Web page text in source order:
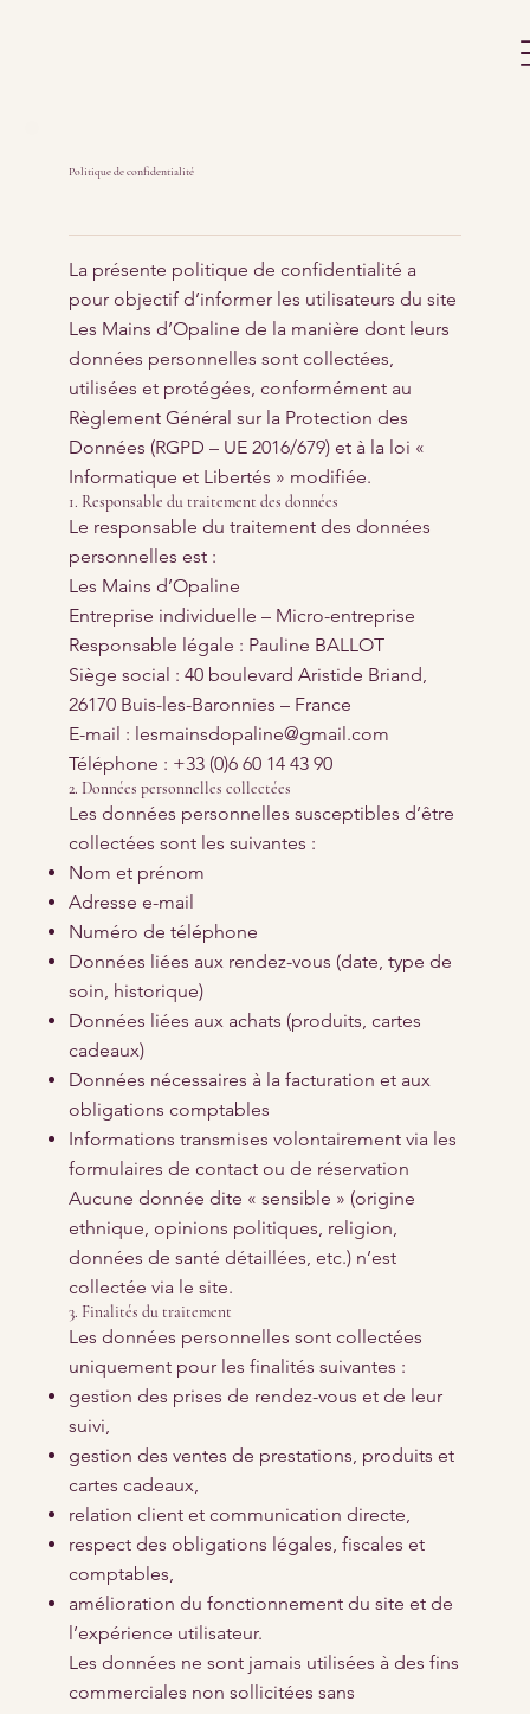
Politique de confidentialité
La présente politique de confidentialité a
pour objectif d’informer les utilisateurs du site
Les Mains d’Opaline de la manière dont leurs
données personnelles sont collectées,
utilisées et protégées, conformément au
Règlement Général sur la Protection des
Données (RGPD – UE 2016/679) et à la loi «
Informatique et Libertés » modifiée.
1. Responsable du traitement des données
Le responsable du traitement des données
personnelles est :
Les Mains d’Opaline
Entreprise individuelle – Micro-entreprise
Responsable légale : Pauline BALLOT
Siège social : 40 boulevard Aristide Briand,
26170 Buis-les-Baronnies – France
E-mail : lesmainsdopaline@gmail.com
Téléphone : +33 (0)6 60 14 43 90
2. Données personnelles collectées
Les données personnelles susceptibles d’être
collectées sont les suivantes :
Nom et prénom
Adresse e-mail
Numéro de téléphone
Données liées aux rendez-vous (date, type de
soin, historique)
Données liées aux achats (produits, cartes
cadeaux)
Données nécessaires à la facturation et aux
obligations comptables
Informations transmises volontairement via les
formulaires de contact ou de réservation
Aucune donnée dite « sensible » (origine
ethnique, opinions politiques, religion,
données de santé détaillées, etc.) n’est
collectée via le site.
3. Finalités du traitement
Les données personnelles sont collectées
uniquement pour les finalités suivantes :
gestion des prises de rendez-vous et de leur
suivi,
gestion des ventes de prestations, produits et
cartes cadeaux,
relation client et communication directe,
respect des obligations légales, fiscales et
comptables,
amélioration du fonctionnement du site et de
l’expérience utilisateur.
Les données ne sont jamais utilisées à des fins
commerciales non sollicitées sans